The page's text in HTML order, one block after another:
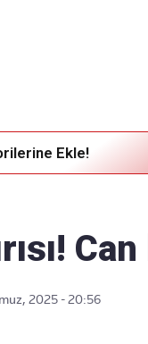
Ekle!
2025 - 20:56